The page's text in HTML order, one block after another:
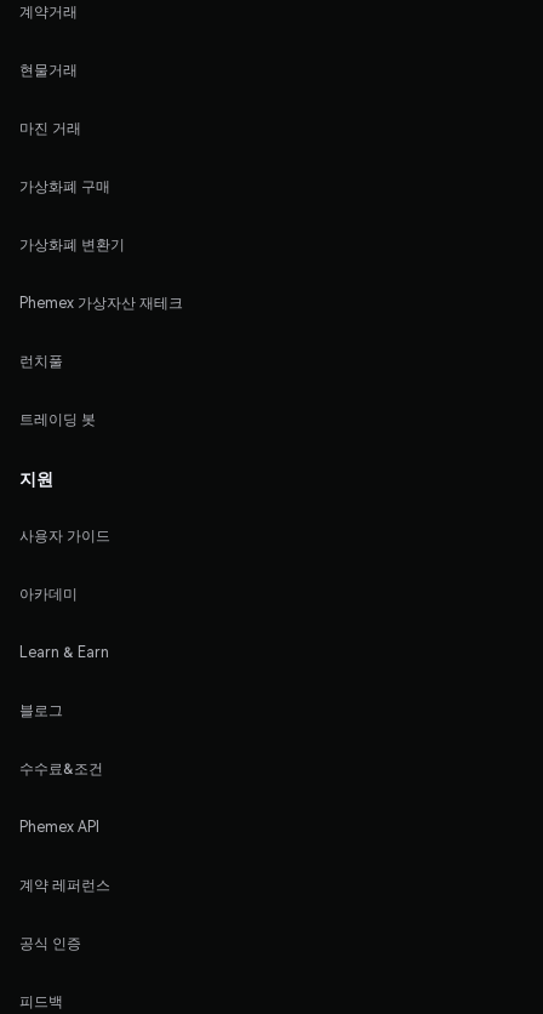
계약거래
현물거래
마진 거래
가상화폐 구매
가상화폐 변환기
Phemex 가상자산 재테크
런치풀
트레이딩 봇
지원
사용자 가이드
아카데미
Learn & Earn
블로그
수수료&조건
Phemex API
계약 레퍼런스
공식 인증
피드백